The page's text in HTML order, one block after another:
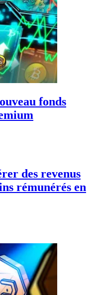
fonds
des revenus
rémunérés en